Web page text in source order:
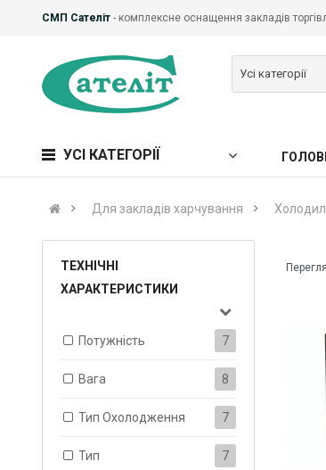
СМП Сателіт - комплексне оснащення закладів
Усі категорії
УСІ КАТЕГОРІЇ
Для закладів харчування
ТЕХНІЧНІ
ХАРАКТЕРИСТИКИ
Потужність 7
Вага 8
Тип Охолодження 7
Тип 7